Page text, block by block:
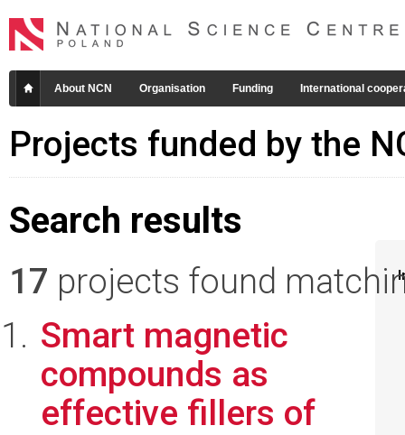
About NCN Organisation Funding International
Projects funded by the
Search results
17 projects found
Smart magnetic
compounds as
effective fillers of